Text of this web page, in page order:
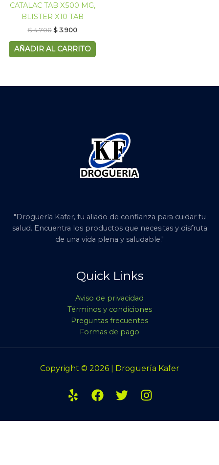
CATALAC TAB X500 MG,
BLISTER X10 TAB
$4.700 $3.900
AÑADIR AL CARRITO
"Droguería Kafer, tu aliado de confianza para cuidar tu
salud. Encuentra los productos que necesitas y disfruta
de una vida plena y saludable."
Quick Links
Aviso de privacidad
Términos y condiciones
Preguntas frecuentes
Formas de pago
Copyright © 2026 | Droguería Kafer